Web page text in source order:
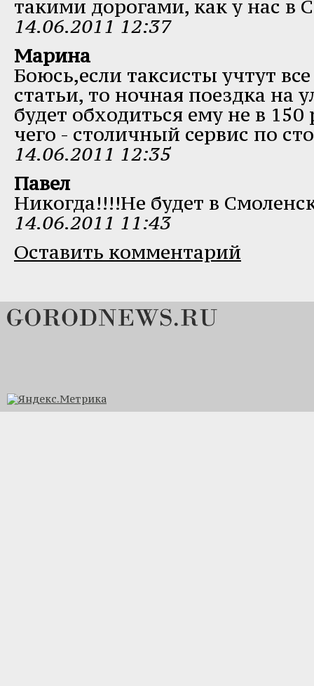
такими дорогами, как у нас в
14.06.2011 12:37
Марина
Боюсь,если таксисты учтут
статьи, то ночная поездка на
будет обходиться ему не в 150
чего - столичный сервис по
14.06.2011 12:35
Павел
Никогда!!!!Не будет в
14.06.2011 11:43
Оставить комментарий